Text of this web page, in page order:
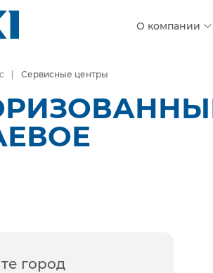
О компании
Сервисные центры
город